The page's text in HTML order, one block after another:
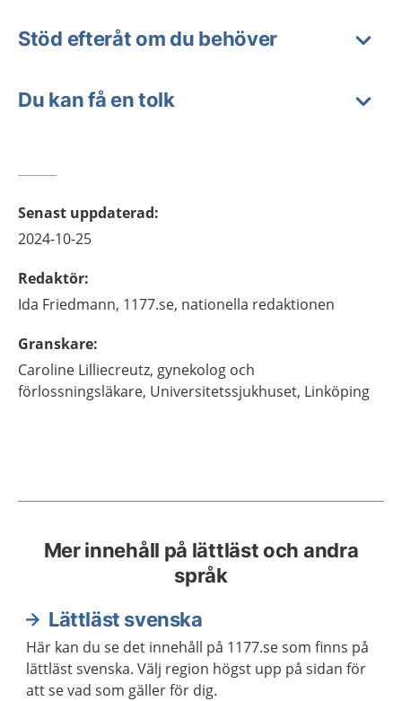
Stöd efteråt om du behöver
Du kan få en tolk
Senast uppdaterad:
2024-10-25
Redaktör:
Ida Friedmann, 1177.se, nationella redaktionen
Granskare:
Caroline Lilliecreutz, gynekolog och
förlossningsläkare, Universitetssjukhuset, Linköping
Mer innehåll på lättläst och andra
språk
Lättläst svenska
Här kan du se det innehåll på 1177.se som finns på
lättläst svenska. Välj region högst upp på sidan för
att se vad som gäller för dig.